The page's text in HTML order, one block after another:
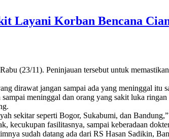
Layani Korban Bencana
(23/11). Peninjauan tersebut untuk
dirawat jangan sampai ada yang meninggal itu
meninggal dan orang yang sakit luka
sekitar seperti Bogor, Sukabumi, dan
kecukupan fasilitasnya, sampai keberadaan
sudah datang ada dari RS Hasan Sadikin,